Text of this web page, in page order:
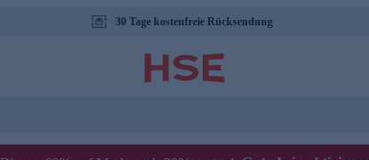
30 Tage kostenfreie Rücksendung